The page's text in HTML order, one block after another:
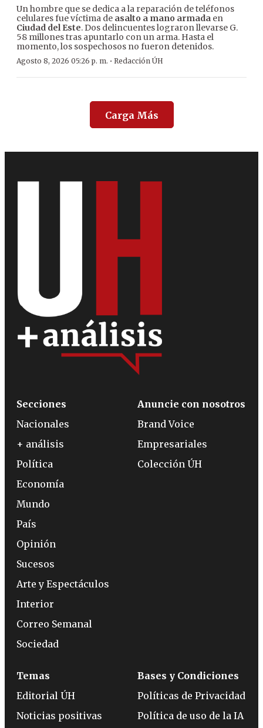
Un hombre que se dedica a la reparación de teléfonos
celulares fue víctima de asalto a mano armada en
Ciudad del Este. Dos delincuentes lograron llevarse G.
58 millones tras apuntarlo con un arma. Hasta el
momento, los sospechosos no fueron detenidos.
Agosto 8, 2026 05:26 p. m. · Redacción ÚH
Carga Más
Secciones
Nacionales
+ análisis
Política
Economía
Mundo
País
Opinión
Sucesos
Arte y Espectáculos
Interior
Correo Semanal
Sociedad
Anuncie con nosotros
Brand Voice
Empresariales
Colección ÚH
Temas
Editorial ÚH
Noticias positivas
Bases y Condiciones
Políticas de Privacidad
Política de uso de la IA